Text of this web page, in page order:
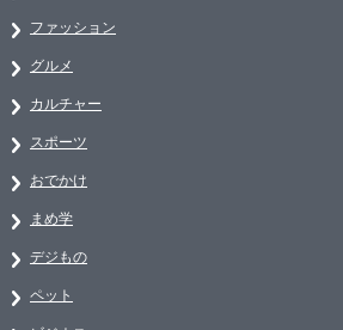
ファッション
グルメ
カルチャー
スポーツ
おでかけ
まめ学
デジもの
ペット